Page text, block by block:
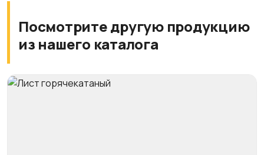
Посмотрите другую продукцию
из нашего каталога